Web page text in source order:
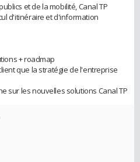
et de la mobilité, Canal TP
d'itinéraire et d'information
+ roadmap
que la stratégie de l'entreprise
sur les nouvelles solutions Canal TP